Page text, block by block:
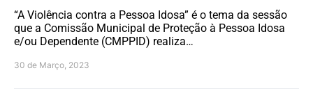
“A Violência contra a Pessoa Idosa” é o tema da sessão
que a Comissão Municipal de Proteção à Pessoa Idosa
e/ou Dependente (CMPPID) realiza…
30 de Março, 2023